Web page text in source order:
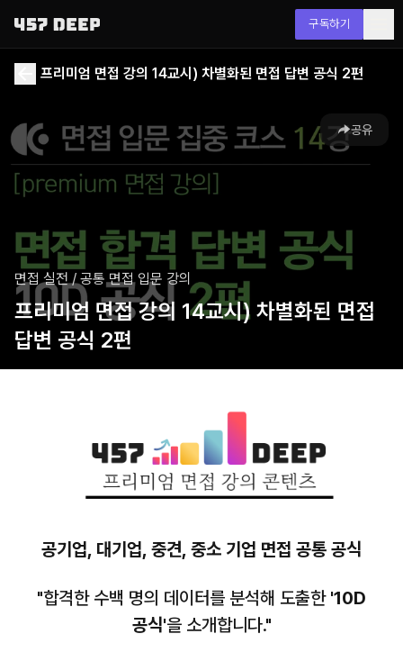
구독하기
프리미엄 면접 강의 14교시) 차별화된 면접 답변 공식 2편
공유
면접 실전/공통 면접 입문 강의
프리미엄 면접 강의 14교시) 차별화된 면접
답변 공식 2편
공기업, 대기업, 중견, 중소 기업 면접 공통 공식
"합격한 수백 명의 데이터를 분석해 도출한 '10D
공식'을 소개합니다."